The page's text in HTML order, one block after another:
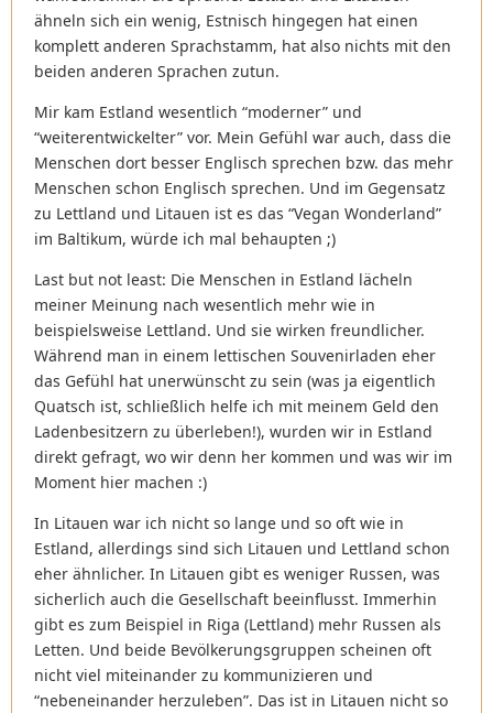
ähneln sich ein wenig, Estnisch hingegen hat einen
komplett anderen Sprachstamm, hat also nichts mit den
beiden anderen Sprachen zutun.
Mir kam Estland wesentlich “moderner” und
“weiterentwickelter” vor. Mein Gefühl war auch, dass die
Menschen dort besser Englisch sprechen bzw. das mehr
Menschen schon Englisch sprechen. Und im Gegensatz
zu Lettland und Litauen ist es das “Vegan Wonderland”
im Baltikum, würde ich mal behaupten ;)
Last but not least: Die Menschen in Estland lächeln
meiner Meinung nach wesentlich mehr wie in
beispielsweise Lettland. Und sie wirken freundlicher.
Während man in einem lettischen Souvenirladen eher
das Gefühl hat unerwünscht zu sein (was ja eigentlich
Quatsch ist, schließlich helfe ich mit meinem Geld den
Ladenbesitzern zu überleben!), wurden wir in Estland
direkt gefragt, wo wir denn her kommen und was wir im
Moment hier machen :)
In Litauen war ich nicht so lange und so oft wie in
Estland, allerdings sind sich Litauen und Lettland schon
eher ähnlicher. In Litauen gibt es weniger Russen, was
sicherlich auch die Gesellschaft beeinflusst. Immerhin
gibt es zum Beispiel in Riga (Lettland) mehr Russen als
Letten. Und beide Bevölkerungsgruppen scheinen oft
nicht viel miteinander zu kommunizieren und
“nebeneinander herzuleben”. Das ist in Litauen nicht so